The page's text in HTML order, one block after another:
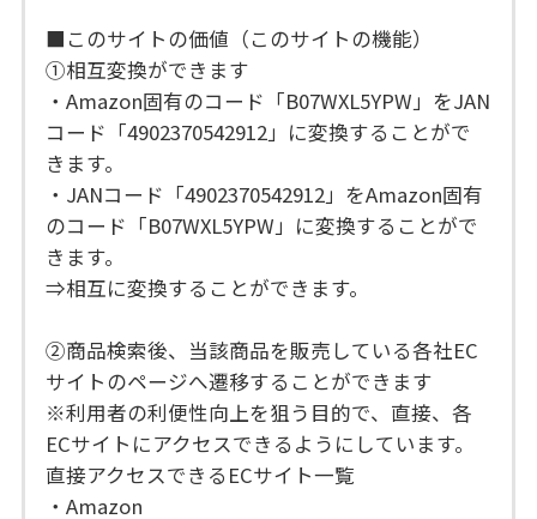
■このサイトの価値（このサイトの機能）
①相互変換ができます
・Amazon固有のコード「B07WXL5YPW」をJAN
コード「4902370542912」に変換することがで
きます。
・JANコード「4902370542912」をAmazon固有
のコード「B07WXL5YPW」に変換することがで
きます。
⇒相互に変換することができます。
②商品検索後、当該商品を販売している各社EC
サイトのページへ遷移することができます
※利用者の利便性向上を狙う目的で、直接、各
ECサイトにアクセスできるようにしています。
直接アクセスできるECサイト一覧
・Amazon